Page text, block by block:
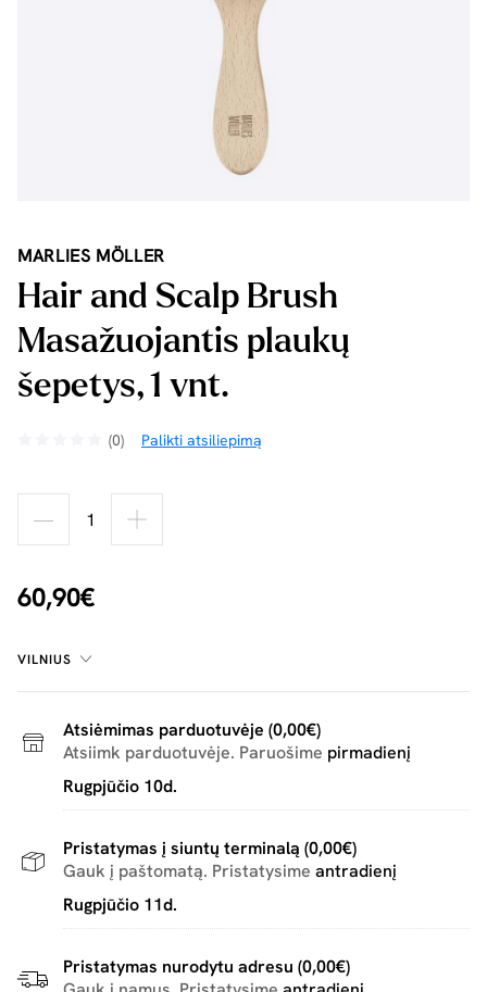
MARLIES MÖLLER
Hair and Scalp Brush
Masažuojantis plaukų
šepetys, 1 vnt.
(0) Palikti atsiliepimą
60,90€
VILNIUS
Atsiėmimas parduotuvėje (0,00€)
Atsiimk parduotuvėje. Paruošime pirmadienį
Rugpjūčio 10d.
Pristatymas į siuntų terminalą (0,00€)
Gauk į paštomatą. Pristatysime antradienį
Rugpjūčio 11d.
Pristatymas nurodytu adresu (0,00€)